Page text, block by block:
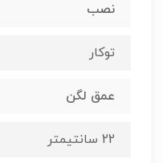
نصب
توکار
عمق لگن
22 سانتیمتر